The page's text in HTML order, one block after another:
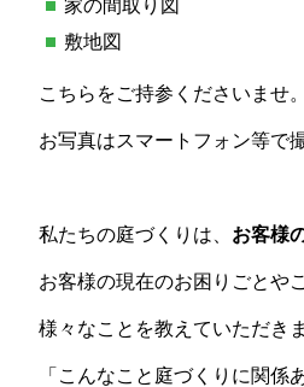
家の間取り図
敷地図
こちらをご持参くださいませ。
お写真はスマートフォン等で
私たちの庭づくりは、 お客様
お客様の現在のお困りごとや
様々なことを教えていただきま
「こんなこと庭づくりに関係